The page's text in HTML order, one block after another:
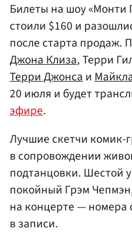
Билеты на шоу «Монти
стоили $160 и
после старта продаж.
Джона Клиза, Терри
Терри Джонсаи
20 июля и будет
эфире.
Лучшие скетчи комик-
в сопровождении
подтанцовки. Шестой
покойный Грэм
на концерте —
в записи.